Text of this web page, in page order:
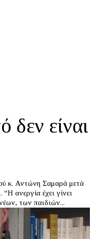
είναι
κ. Αντώνη Σαμαρά μετά
των παιδιών...